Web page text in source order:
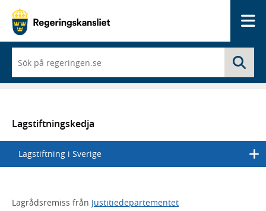
du
börjar
skriva
en
lista
med
sökförslag
Lagstiftningskedja
Lagstiftning i Sverige
Lagrådsremiss från Justitiedepartementet